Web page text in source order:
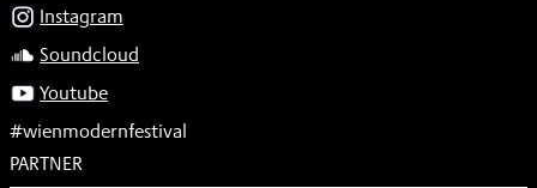
Instagram
Soundcloud
Youtube
#wienmodernfestival
PARTNER